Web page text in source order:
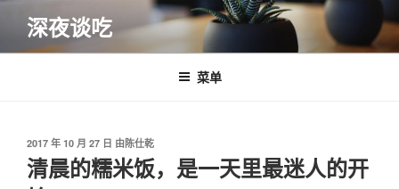
内
深夜谈吃
菜单
发
布
于
2017 年 10 月 27 日 由陈仕乾
清晨的糯米饭，是一天里最迷人的开